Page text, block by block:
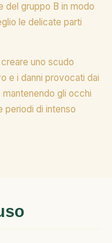
del gruppo B in modo
le delicate parti
uno scudo
e i danni provocati dai
gli occhi
periodi di intenso